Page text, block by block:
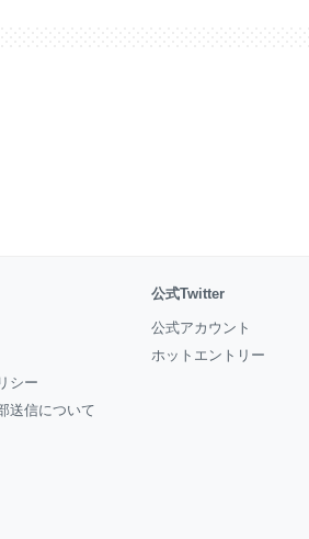
シー
送信について
公式Twitter
公式アカウント
ホットエントリー